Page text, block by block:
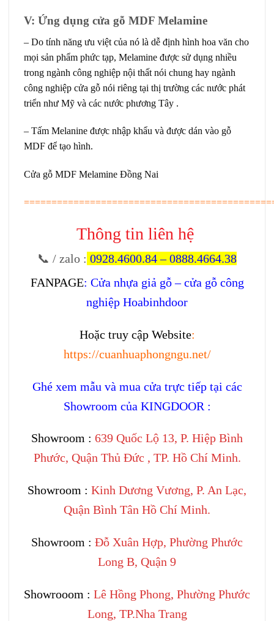
V: Ứng dụng cửa gỗ MDF Melamine
– Do tính năng ưu việt của nó là dễ định hình hoa văn cho
mọi sản phẩm phức tạp, Melamine được sử dụng nhiều
trong ngành công nghiệp nội thất nói chung hay ngành
công nghiệp cửa gỗ nói riêng tại thị trường các nước phát
triển như Mỹ và các nước phương Tây .
– Tấm Melanine được nhập khẩu và được dán vào gỗ
MDF để tạo hình.
Cửa gỗ MDF Melamine Đồng Nai
Thông tin liên hệ
📞 / zalo : 0928.4600.84–0888.4664.38
FANPAGE: Cửa nhựa giả gỗ – cửa gỗ công
nghiệp Hoabinhdoor
Hoặc truy cập Website:
https://cuanhuaphongngu.net/
Ghé xem mẫu và mua cửa trực tiếp tại các
Showroom của KINGDOOR :
Showroom : 639 Quốc Lộ 13, P. Hiệp Bình
Phước, Quận Thủ Đức , TP. Hồ Chí Minh.
Showroom : Kinh Dương Vương, P. An Lạc,
Quận Bình Tân Hồ Chí Minh.
Showroom : Đỗ Xuân Hợp, Phường Phước
Long B, Quận 9
Showrooom : Lê Hồng Phong, Phường Phước
Long, TP.Nha Trang